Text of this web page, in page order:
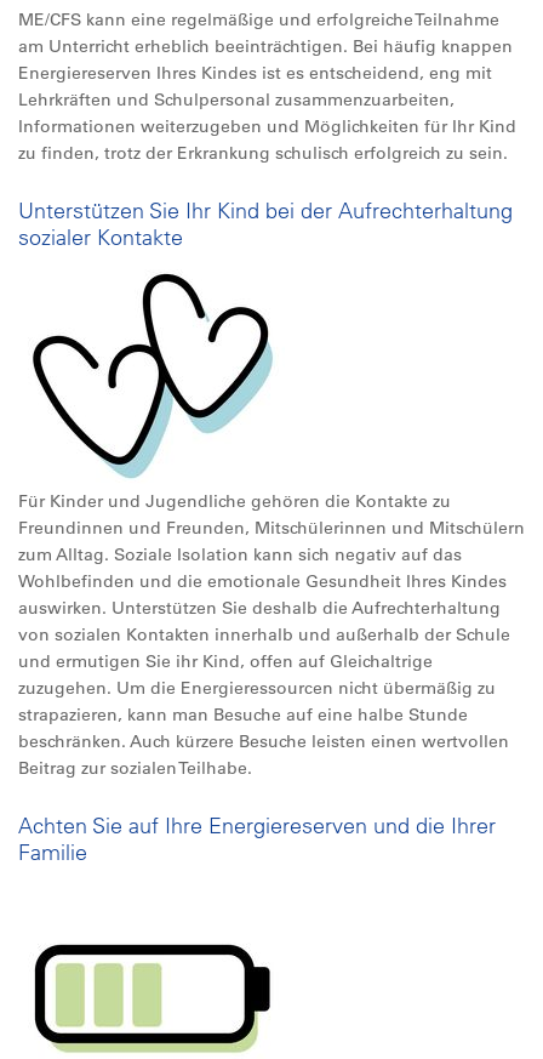
ME/CFS kann eine regelmäßige und erfolgreiche Teilnahme
am Unterricht erheblich beeinträchtigen. Bei häufig knappen
Energiereserven Ihres Kindes ist es entscheidend, eng mit
Lehrkräften und Schulpersonal zusammenzuarbeiten,
Informationen weiterzugeben und Möglichkeiten für Ihr Kind
zu finden, trotz der Erkrankung schulisch erfolgreich zu sein.
Unterstützen Sie Ihr Kind bei der Aufrechterhaltung
sozialer Kontakte
Für Kinder und Jugendliche gehören die Kontakte zu
Freundinnen und Freunden, Mitschülerinnen und Mitschülern
zum Alltag. Soziale Isolation kann sich negativ auf das
Wohlbefinden und die emotionale Gesundheit Ihres Kindes
auswirken. Unterstützen Sie deshalb die Aufrechterhaltung
von sozialen Kontakten innerhalb und außerhalb der Schule
und ermutigen Sie ihr Kind, offen auf Gleichaltrige
zuzugehen. Um die Energieressourcen nicht übermäßig zu
strapazieren, kann man Besuche auf eine halbe Stunde
beschränken. Auch kürzere Besuche leisten einen wertvollen
Beitrag zur sozialen Teilhabe.
Achten Sie auf Ihre Energiereserven und die Ihrer
Familie